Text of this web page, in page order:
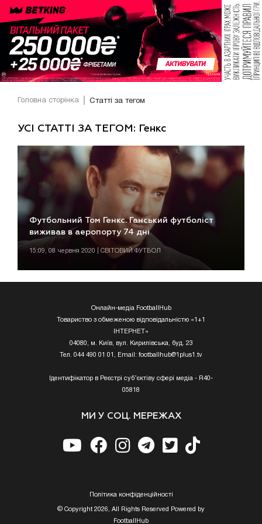
Головна сторінка Статті за тегом
УСІ СТАТТІ ЗА ТЕГОМ: Генкс
Футбольний Том Генкс. Ганський футболіст
виживав в аеропорту 74 дні
15:09, 08 червня 2020 | СВІТОВИЙ ФУТБОЛ
Онлайн-медіа FootballHub
Товариство з обмеженою відповідальністю «1+1
ІНТЕРНЕТ»
04080, м. Київ, вул. Кирилівська, буд. 23
Тел. 044 490 01 01, Email: footballhub@1plus1.tv
Ідентифікатор в Реєстрі суб’єктіву сфері медіа - R40-
05818
МИ У СОЦ. МЕРЕЖАХ
Полiтика конфiденцiйностi
© Copyright 2026, All Rights Reserved Powered by
FootballHub